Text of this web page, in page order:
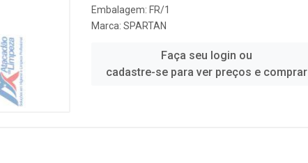
Embalagem: FR/1
Marca: SPARTAN
Faça seu login ou
cadastre-se para ver preços e comprar